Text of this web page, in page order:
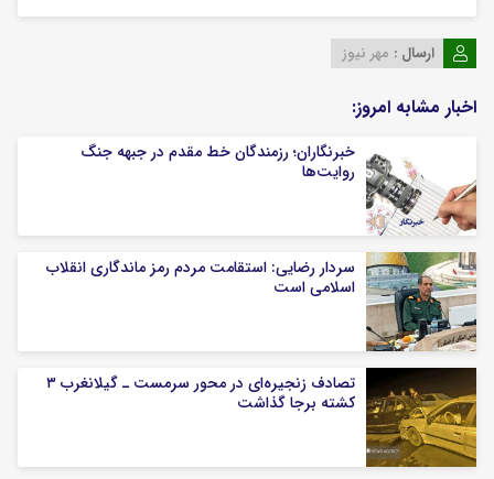
ارسال : مهر نیوز
اخبار مشابه امروز:
خبرنگاران؛ رزمندگان خط مقدم در جبهه جنگ
روایت‌ها
سردار رضایی: استقامت مردم رمز ماندگاری انقلاب
اسلامی است
تصادف زنجیره‌ای در محور سرمست ـ گیلانغرب ۳
کشته برجا گذاشت